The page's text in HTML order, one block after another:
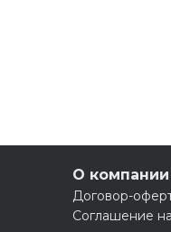
О компании
Договор-
Соглашение